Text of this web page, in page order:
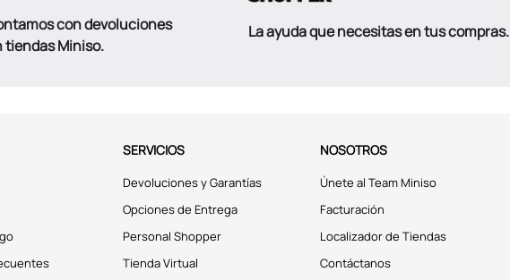
con devoluciones
tiendas Miniso.
La ayuda que necesitas en tus compras.
SERVICIOS
Devoluciones y Garantías
Opciones de Entrega
Personal Shopper
Tienda Virtual
NOSOTROS
Únete al Team Miniso
Facturación
Localizador de Tiendas
Contáctanos